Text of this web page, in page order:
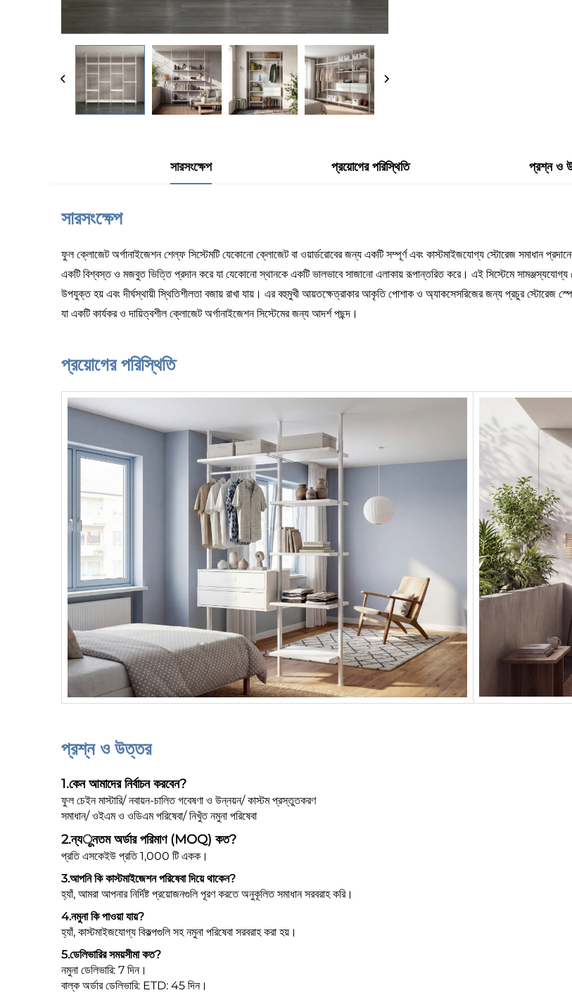
সারসংক্ষেপ প্রয়োগের পরিস্থিতি প্রশ্ন ও
সারসংক্ষেপ
ফুল ক্লোজেট অর্গানাইজেশন শেল্ফ সিস্টেমটি যেকোনো ক্লোজেট বা ওয়ার্ডরোবের জন্য একটি সম্পূর্ণ এবং কাস্টমাইজযোগ্য স্টোরেজ সমাধান
একটি বিশ্বস্ত ও মজবুত ভিত্তি প্রদান করে যা যেকোনো স্থানকে একটি ভালভাবে সাজানো এলাকায় রূপান্তরিত করে। এই সিস্টেমে সামঞ্জস্যযোগ্য
উপযুক্ত হয় এবং দীর্ঘস্থায়ী স্থিতিশীলতা বজায় রাখা যায়। এর বহুমুখী আয়তক্ষেত্রাকার আকৃতি পোশাক ও অ্যাকসেসরিজের জন্য প্রচুর স্টোরেজ
যা একটি কার্যকর ও দায়িত্বশীল ক্লোজেট অর্গানাইজেশন সিস্টেমের জন্য আদর্শ পছন্দ।
প্রয়োগের পরিস্থিতি
প্রশ্ন ও উত্তর
1.কেন আমাদের নির্বাচন করবেন?
ফুল চেইন মাস্টারি/ নবায়ন-চালিত গবেষণা ও উন্নয়ন/ কাস্টম প্রস্তুতকরণ
সমাধান/ ওইএম ও ওডিএম পরিষেবা/ নিখুঁত নমুনা পরিষেবা
2.ন্যूনতম অর্ডার পরিমাণ (MOQ) কত?
প্রতি এসকেইউ প্রতি 1,000 টি একক।
3.আপনি কি কাস্টমাইজেশন পরিষেবা দিয়ে থাকেন?
হ্যাঁ, আমরা আপনার নির্দিষ্ট প্রয়োজনগুলি পূরণ করতে অনুকূলিত সমাধান সরবরাহ করি।
4.নমুনা কি পাওয়া যায়?
হ্যাঁ, কাস্টমাইজযোগ্য বিকল্পগুলি সহ নমুনা পরিষেবা সরবরাহ করা হয়।
5.ডেলিভারির সময়সীমা কত?
নমুনা ডেলিভারি: 7 দিন।
বাল্ক অর্ডার ডেলিভারি: ETD: 45 দিন।